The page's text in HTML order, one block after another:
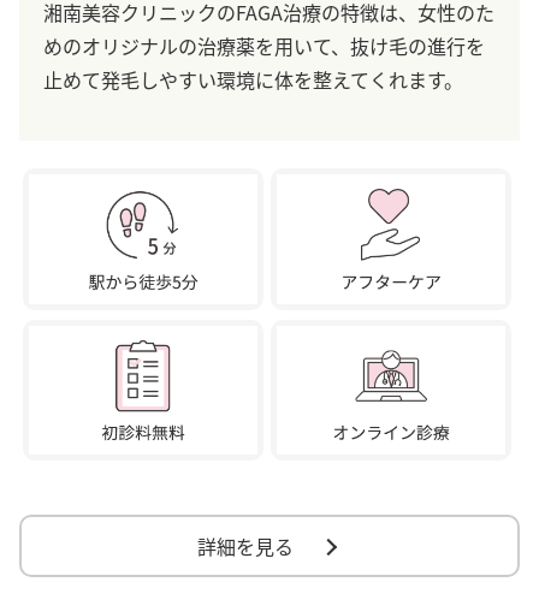
湘南美容クリニックのFAGA治療の特徴は、女性のた
めのオリジナルの治療薬を用いて、抜け毛の進行を
止めて発毛しやすい環境に体を整えてくれます。
詳細を見る